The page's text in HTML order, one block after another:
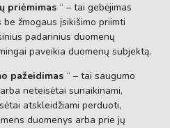
priėmimas “ – tai gebėjimas
žmogaus įsikišimo priimti
padarinius duomenų
paveikia duomenų subjektą.
pažeidimas “ – tai saugumo
neteisėtai sunaikinami,
atskleidžiami perduoti,
duomenys arba prie jų